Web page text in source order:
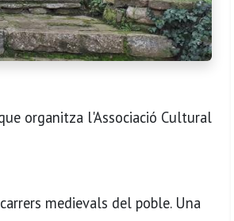
organitza l'Associació Cultural
medievals del poble. Una